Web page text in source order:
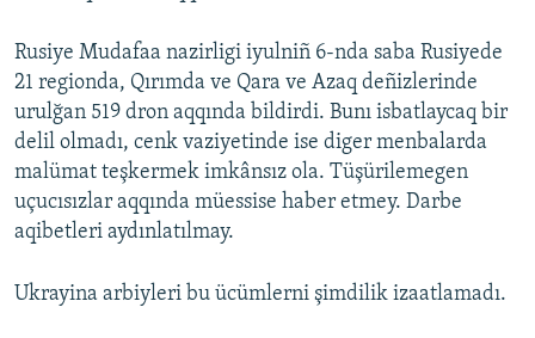
Rusiye Mudafaa nazirligi iyulniñ 6-nda saba Rusiyede
21 regionda, Qırımda ve Qara ve Azaq deñizlerinde
urulğan 519 dron aqqında bildirdi. Bunı isbatlaycaq bir
delil olmadı, cenk vaziyetinde ise diger menbalarda
malümat teşkermek imkânsız ola. Tüşürilemegen
uçucısızlar aqqında müessise haber etmey. Darbe
aqibetleri aydınlatılmay.
Ukrayina arbiyleri bu ücümlerni şimdilik izaatlamadı.